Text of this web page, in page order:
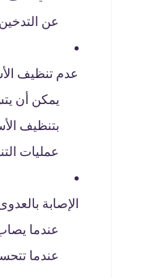
عن
عدم تنظيف
يمكن أن
بتنظيف
عمليات
الإصابة
عندما
عندما